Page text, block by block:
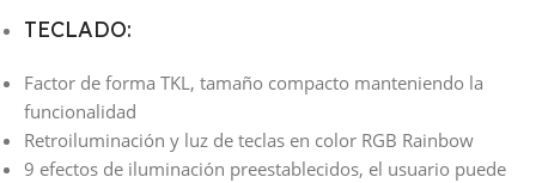
TECLADO:
Factor de forma TKL, tamaño compacto manteniendo la
funcionalidad
Retroiluminación y luz de teclas en color RGB Rainbow
9 efectos de iluminación preestablecidos, el usuario puede